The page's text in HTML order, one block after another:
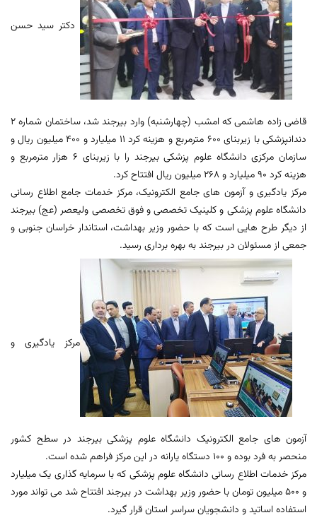
دکتر سید حسن
قاضی زاده هاشمی که امشب (چهارشنبه) وارد بیرجند شد، ساختمان شماره 2
دندانپزشکی با زیربنای 600 مترمربع و هزینه کرد 11 میلیارد و 400 میلیون ریال و
سازمان مرکزی دانشگاه علوم پزشکی بیرجند را با زیربنای 6 هزار مترمربع و
هزینه کرد 90 میلیارد و 268 میلیون ریال افتتاح کرد.
مرکز یادگیری و آزمون های جامع الکترونیک، مرکز خدمات جامع اطلاع رسانی
دانشگاه علوم پزشکی و کلینیک تخصصی و فوق تخصصی ولیعصر (عج) بیرجند
از دیگر طرح هایی است که با حضور وزیر بهداشت، استاندار خراسان جنوبی و
جمعی از مسئولان در بیرجند به بهره برداری رسید.
مرکز یادگیری و
آزمون های جامع الکترونیک دانشگاه علوم پزشکی بیرجند در سطح کشور
منحصر به فرد بوده و 100 دستگاه یارانه در این مرکز فراهم شده است.
مرکز خدمات اطلاع رسانی دانشگاه علوم پزشکی که با سرمایه گذاری یک میلیارد
و 500 میلیون تومان با حضور وزیر بهداشت در بیرجند افتتاح شد می تواند مورد
استفاده اساتید و دانشجویان سراسر استان قرار گیرد.